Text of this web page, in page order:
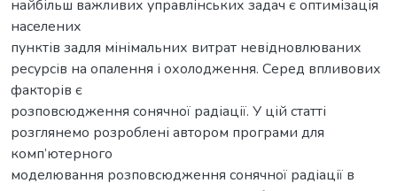
найбільш важливих управлінських задач є оптимізація
населених
пунктів задля мінімальних витрат невідновлюваних
ресурсів на опалення і охолодження. Серед впливових
факторів є
розповсюдження сонячної радіації. У цій статті
розглянемо розроблені автором програми для
комп’ютерного
моделювання розповсюдження сонячної радіації в